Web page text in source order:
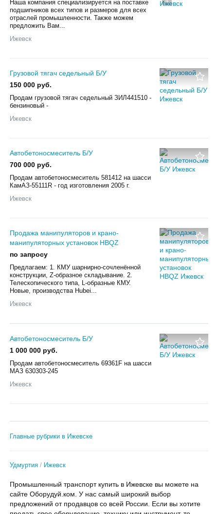
Наша компания специализируется на поставке
подшипников всех типов и размеров для всех
отраслей промышленности. Также можем
предложить Вам...
Ижевск
Грузовой тягач седельный Б/У
150 000 руб.
Продам грузовой тягач седельный ЗИЛ441510 -
бензиновый -
Ижевск
Автобетоносмеситель Б/У
700 000 руб.
Продам автобетоносмеситель 581412 на шасси
КамАЗ-55111R - год изготовления 2005 г.
Ижевск
Продажа манипуляторов и крано-
манипуляторных установок HBQZ
по запросу
Предлагаем: 1. КМУ шарнирно-сочленённой
конструкции, Z-образное складывание. 2.
Телескопического типа, L-образные КМУ.
Новые, производства Hubei...
Ижевск
Автобетоносмеситель Б/У
1 000 000 руб.
Продам автобетоносмеситель 69361F на шасси
МАЗ 630303-245
Ижевск
Главные рубрики в Ижевске
Удмуртия Ижевск
Промышленный транспорт купить в Ижевске вы можете на
сайте Оборудуй.ком. У нас самый широкий выбор
предложений от продавцов со всей России. Если вы хотите